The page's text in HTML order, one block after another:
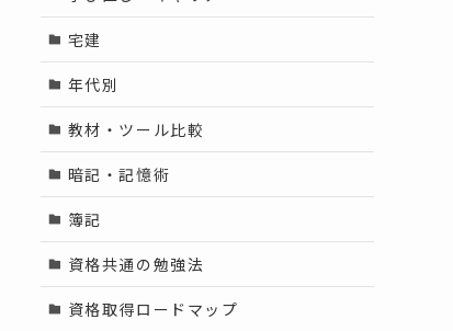
宅建
年代別
教材・ツール比較
暗記・記憶術
簿記
資格共通の勉強法
資格取得ロードマップ